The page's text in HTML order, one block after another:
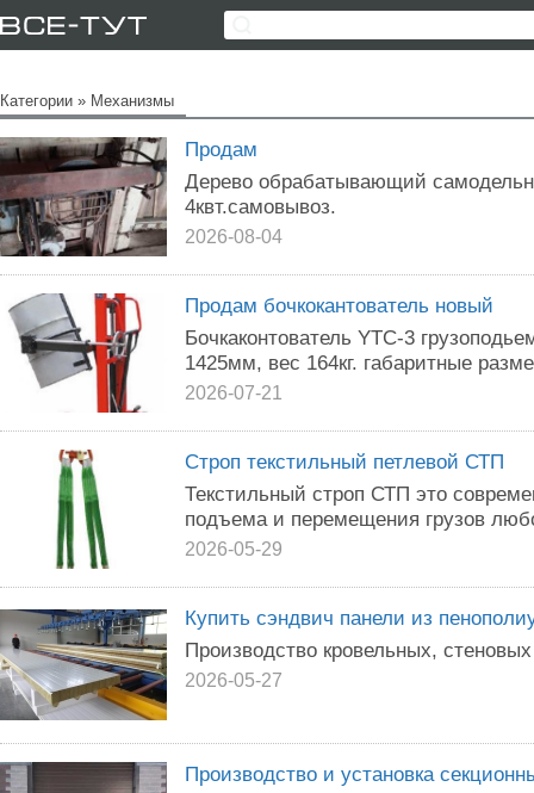
Категории » Механизмы
Продам
Дерево обрабатывающий
4квт.самовывоз.
2026-08-04
Продам бочкокантователь новый
Бочкаконтователь YTC-3
1425мм, вес 164кг. габаритные
2026-07-21
Строп текстильный петлевой СТП
Текстильный строп СТП это
подъема и перемещения грузов
2026-05-29
Купить сэндвич панели из
Производство кровельных,
2026-05-27
Производство и установка